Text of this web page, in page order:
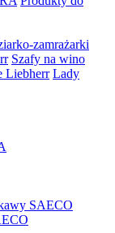
zamrażarki
Szafy na wino
Liebherr Lady
SAECO